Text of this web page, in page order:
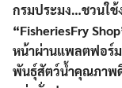
กรมประมง…ชวนใช้
“FisheriesFry
หน้าผ่านแพลตฟอร์ม
พันธุ์สัตว์น้ำคุณภาพ